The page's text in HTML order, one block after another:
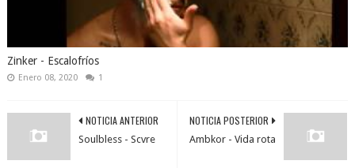
Zinker - Escalofríos
Enero 08, 2020 1
NOTICIA POSTERIOR
Ambkor - Vida rota
NOTICIA ANTERIOR
Soulbless - Scvre